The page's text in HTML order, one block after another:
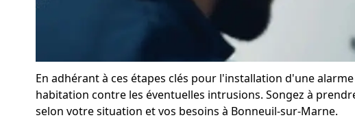
En adhérant à ces étapes clés pour l'installation d'une
habitation contre les éventuelles intrusions. Songez à
selon votre situation et vos besoins à Bonneuil-sur-Marne.